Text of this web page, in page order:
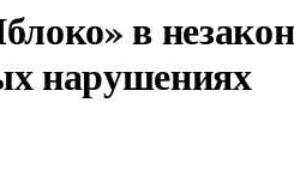
в
нарушениях